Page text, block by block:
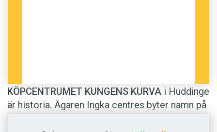
KÖPCENTRUMET KUNGENS KURVA i Huddinge
är historia. Ägaren Ingka centres byter namn på